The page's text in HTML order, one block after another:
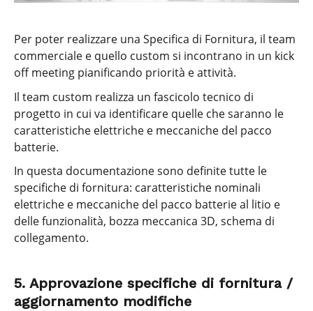
Per poter realizzare una Specifica di Fornitura, il team
commerciale e quello custom si incontrano in un kick
off meeting pianificando priorità e attività.
Il team custom realizza un fascicolo tecnico di
progetto in cui va identificare quelle che saranno le
caratteristiche elettriche e meccaniche del pacco
batterie.
In questa documentazione sono definite tutte le
specifiche di fornitura: caratteristiche nominali
elettriche e meccaniche del pacco batterie al litio e
delle funzionalità, bozza meccanica 3D, schema di
collegamento.
5. Approvazione specifiche di fornitura /
aggiornamento modifiche